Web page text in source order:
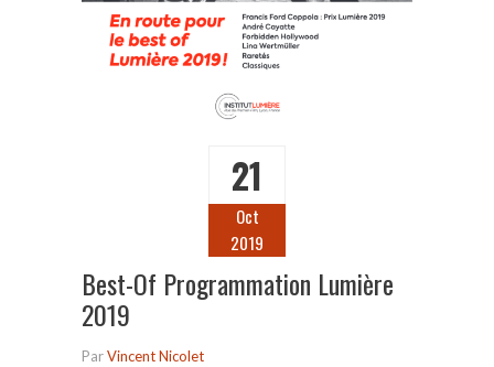
21
Oct
2019
Best-Of Programmation Lumière
2019
ParVincent Nicolet